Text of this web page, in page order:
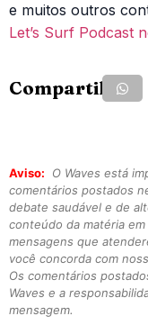
e muitos outros
Let’s Surf Podcast
Compartilhe:
Aviso:
O Waves está
comentários postados
debate saudável e de
conteúdo da matéria
mensagens que
você concorda com
Os comentários
Waves e a
mensagem.